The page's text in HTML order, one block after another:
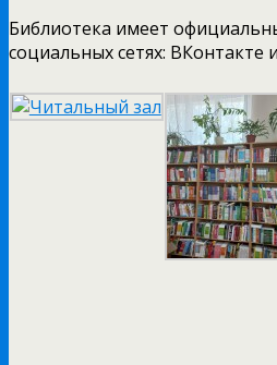
Библиотека имеет
социальных сетях: ВКонтакте